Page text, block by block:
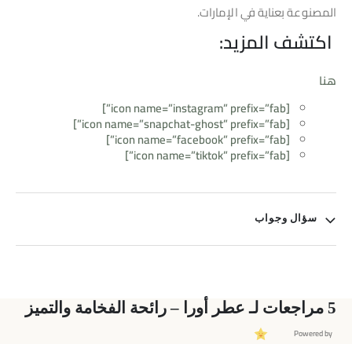
المصنوعة بعناية في الإمارات.
اكتشف المزيد:
هنا
[icon name=”instagram” prefix=”fab”]
[icon name=”snapchat-ghost” prefix=”fab”]
[icon name=”facebook” prefix=”fab”]
[icon name=”tiktok” prefix=”fab”]
سؤال وجواب
5 مراجعات لـ عطر أورا – رائحة الفخامة والتميز
Powered by